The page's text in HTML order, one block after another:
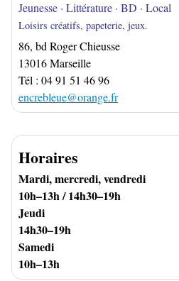
Jeunesse · Littérature · BD · Local
Loisirs créatifs, papeterie, jeux.
86, bd Roger Chieusse
13016 Marseille
Tél : 04 91 51 46 96
encrebleue@orange.fr
Horaires
Mardi, mercredi, vendredi
10h–13h / 14h30–19h
Jeudi
14h30–19h
Samedi
10h–13h